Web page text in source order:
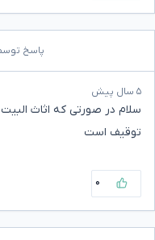
پاسخ توسط
۵ سال پیش
سلام در صورتی که اثاث
توقیف است
۰